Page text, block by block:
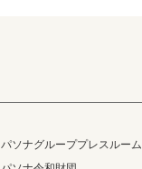
パソナグループプレスルーム